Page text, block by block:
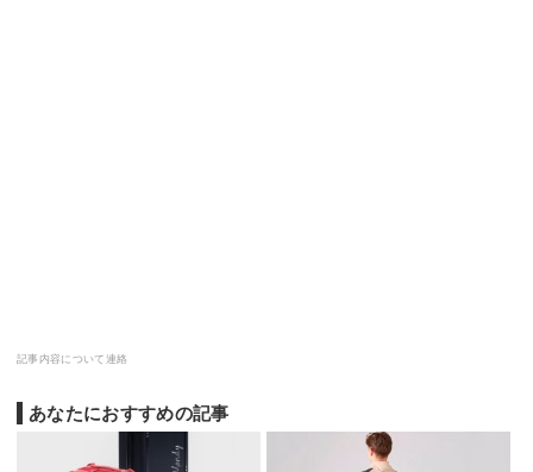
記事内容について連絡
あなたにおすすめの記事